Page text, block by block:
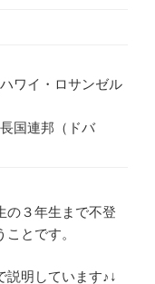
ワイ・ロサンゼル
国連邦（ドバ
の３年生まで不登
とです。
説明しています♪↓